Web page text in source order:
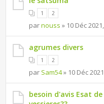
1 2
parnouss » 10 Déc
agrumes divers
1 2
par Sam54» 10 Déc
besoin d'avis Esat